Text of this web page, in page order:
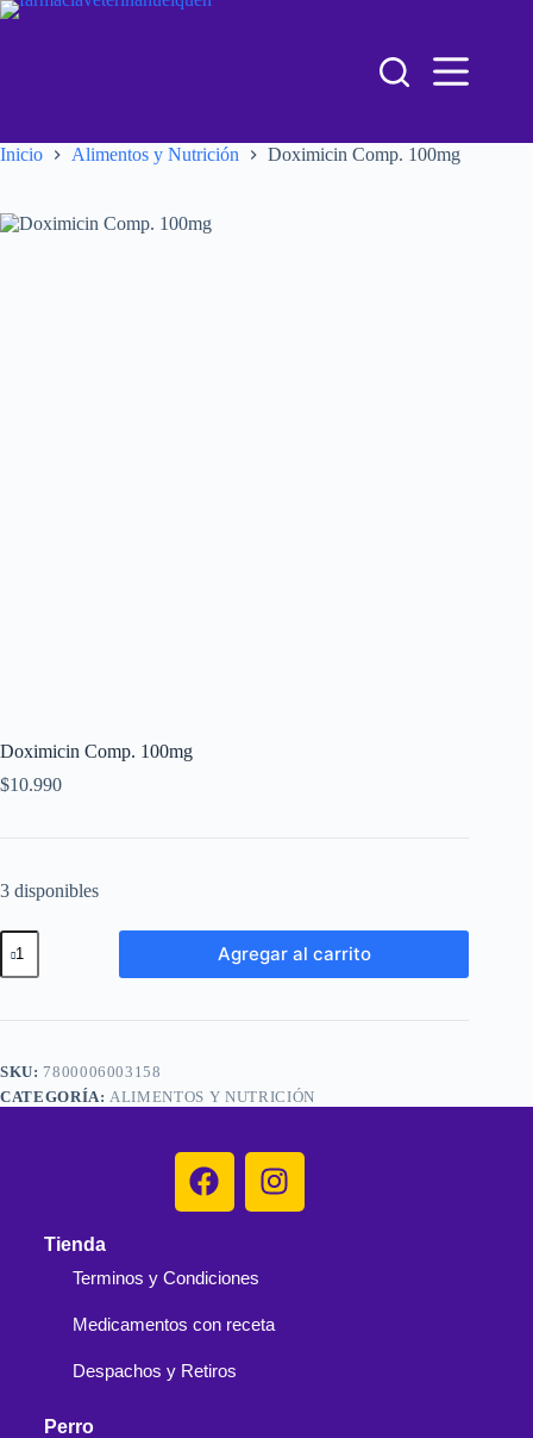
Inicio Alimentos y Nutrición Doximicin Comp. 100mg
Doximicin Comp. 100mg
$10.990
3 disponibles
Agregar al carrito
SKU: 7800006003158
CATEGORÍA: ALIMENTOS Y NUTRICIÓN
Tienda
Terminos y Condiciones
Medicamentos con receta
Despachos y Retiros
Perro